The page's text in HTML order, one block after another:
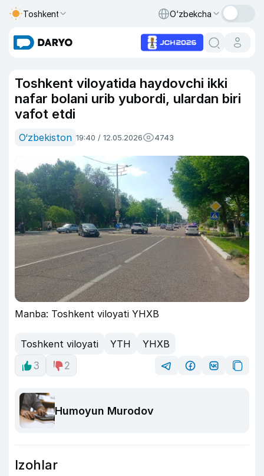
Toshkent O‘zbekcha
Toshkent viloyatida haydovchi ikki
nafar bolani urib yubordi, ulardan biri
vafot etdi
O‘zbekiston 19:40 / 12.05.2026 4743
Manba: Toshkent viloyati YHXB
Toshkent viloyati YTH
YHXB
3
2
Humoyun Murodov
Izohlar